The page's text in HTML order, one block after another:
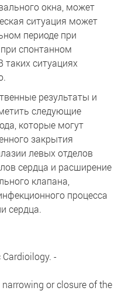
окна, может
ситуация может
периоде при
спонтанном
таких ситуациях
результаты и
следующие
которые могут
закрытия
левых отделов
сердца и расширение
клапана,
процесса
сердца.
Cardioilogy. -
narrowing or closure of the